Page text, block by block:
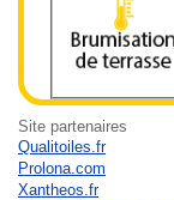
Site partenaires
Qualitoiles.fr
Prolona.com
Xantheos.fr